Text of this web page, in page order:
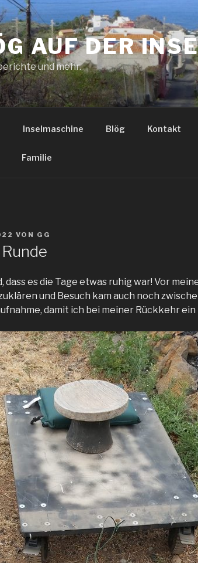
AUF DER
und mehr.
Inselmaschine Blög Kontakt
Familie
VON GG
dass es die Tage etwas ruhig war! Vor
und Besuch kam auch noch
damit ich bei meiner Rückkehr